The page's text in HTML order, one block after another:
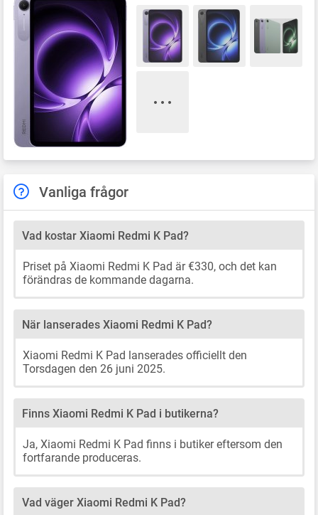
Vanliga frågor
Vad kostar Xiaomi Redmi K Pad?
Priset på Xiaomi Redmi K Pad är €330, och det kan
förändras de kommande dagarna.
När lanserades Xiaomi Redmi K Pad?
Xiaomi Redmi K Pad lanserades officiellt den
Torsdagen den 26 juni 2025.
Finns Xiaomi Redmi K Pad i butikerna?
Ja, Xiaomi Redmi K Pad finns i butiker eftersom den
fortfarande produceras.
Vad väger Xiaomi Redmi K Pad?